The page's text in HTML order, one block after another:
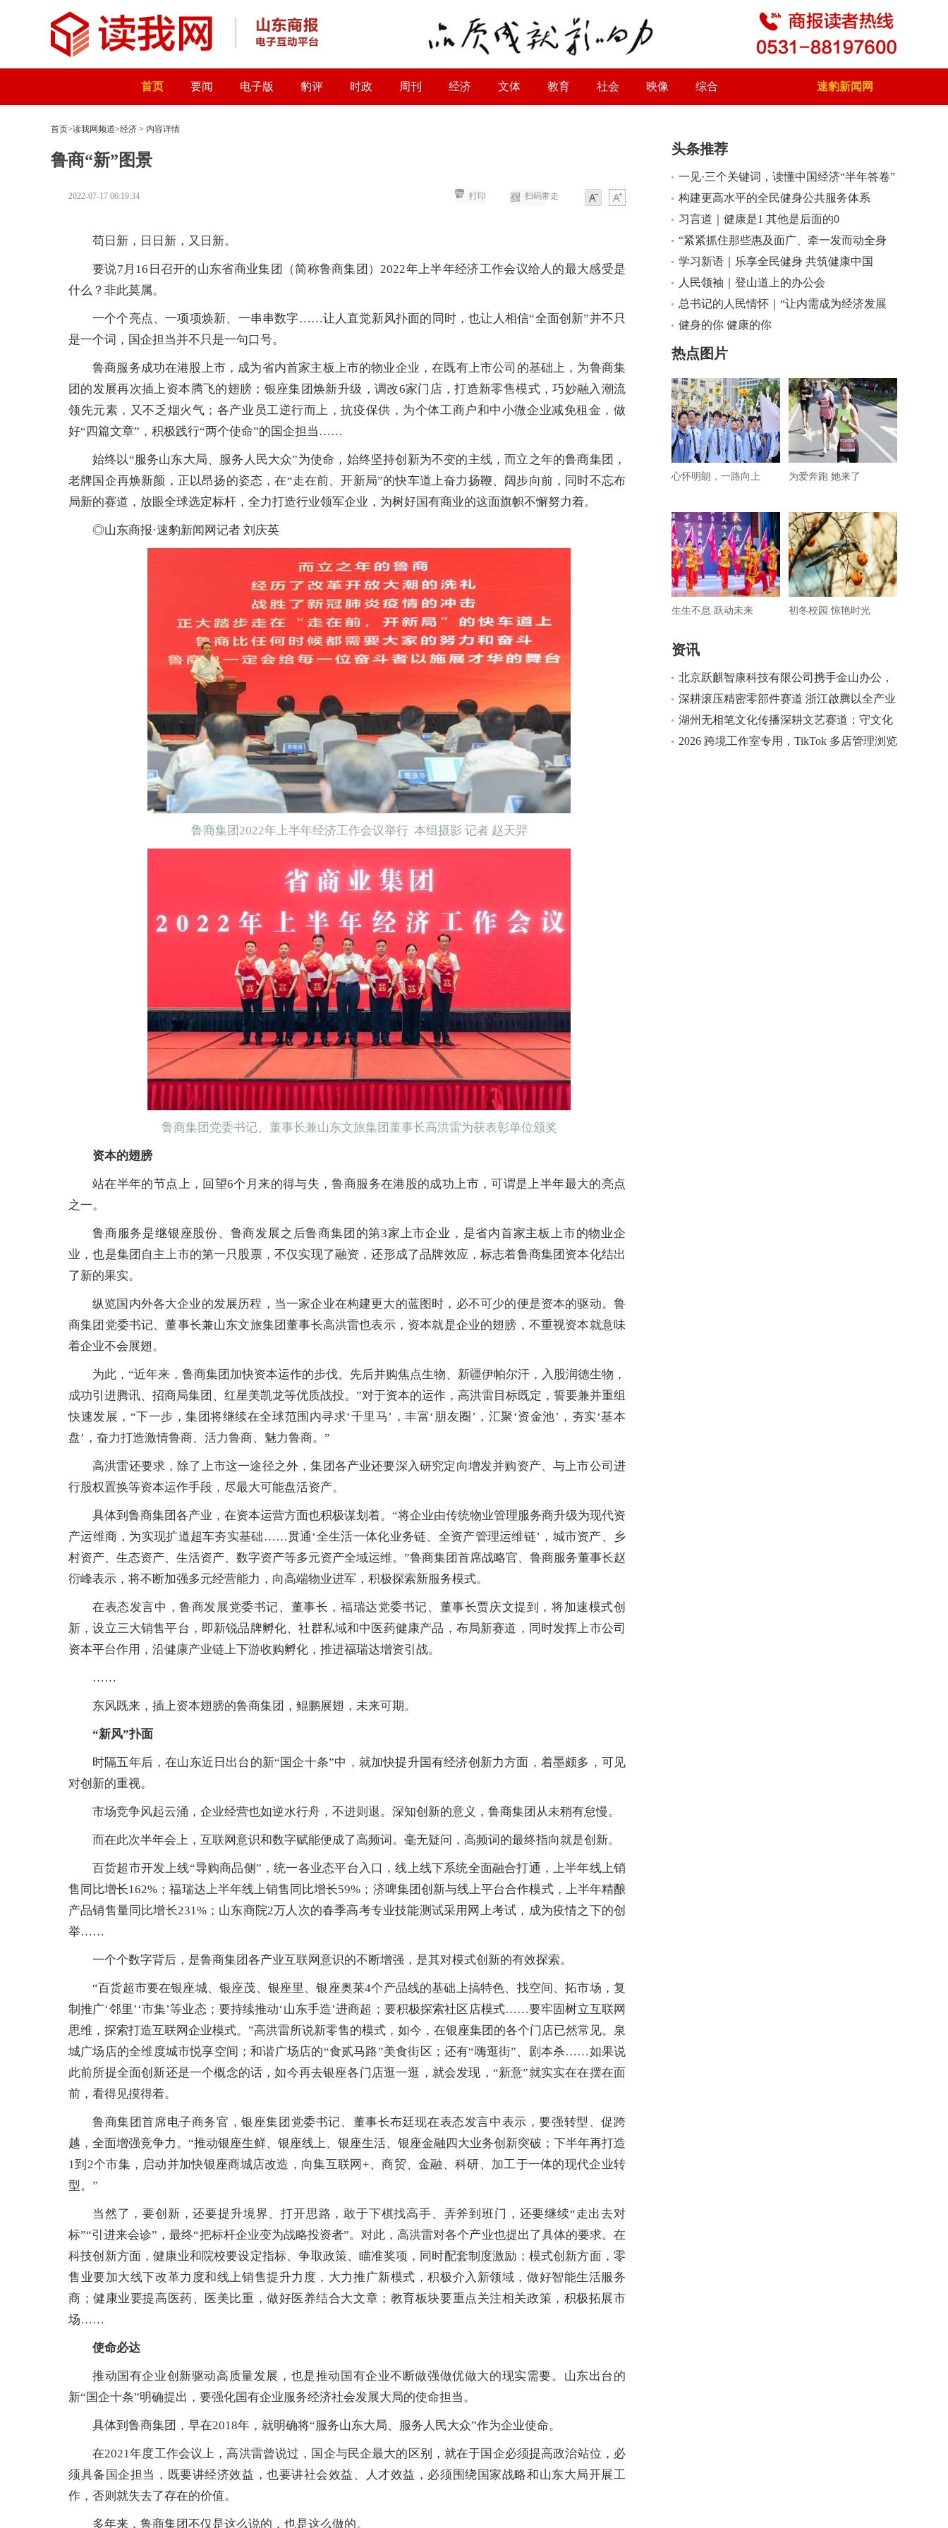
首页 要闻 电子版 豹评 时政 周刊 经济 文体 教育 社会 映像 综合 速豹新闻网
首页>读我网频道>经济 > 内容详情
鲁商“新”图景
2022-07-17 06:19:34
大
扫码带走
打印
苟日新，日日新，又日新。
要说7月16日召开的山东省商业集团（简称鲁商集团）2022年上半年经济工作会议给人的最大感受是
什么？非此莫属。
一个个亮点、一项项焕新、一串串数字……让人直觉新风扑面的同时，也让人相信“全面创新”并不只
是一个词，国企担当并不只是一句口号。
鲁商服务成功在港股上市，成为省内首家主板上市的物业企业，在既有上市公司的基础上，为鲁商集
团的发展再次插上资本腾飞的翅膀；银座集团焕新升级，调改6家门店，打造新零售模式，巧妙融入潮流
领先元素，又不乏烟火气；各产业员工逆行而上，抗疫保供，为个体工商户和中小微企业减免租金，做
好“四篇文章”，积极践行“两个使命”的国企担当……
始终以“服务山东大局、服务人民大众”为使命，始终坚持创新为不变的主线，而立之年的鲁商集团，
老牌国企再焕新颜，正以昂扬的姿态，在“走在前、开新局”的快车道上奋力扬鞭、阔步向前，同时不忘布
局新的赛道，放眼全球选定标杆，全力打造行业领军企业，为树好国有商业的这面旗帜不懈努力着。
◎山东商报·速豹新闻网记者 刘庆英
鲁商集团2022年上半年经济工作会议举行 本组摄影 记者 赵天羿
鲁商集团党委书记、董事长兼山东文旅集团董事长高洪雷为获表彰单位颁奖
资本的翅膀
站在半年的节点上，回望6个月来的得与失，鲁商服务在港股的成功上市，可谓是上半年最大的亮点
之一。
鲁商服务是继银座股份、鲁商发展之后鲁商集团的第3家上市企业，是省内首家主板上市的物业企
业，也是集团自主上市的第一只股票，不仅实现了融资，还形成了品牌效应，标志着鲁商集团资本化结出
了新的果实。
纵览国内外各大企业的发展历程，当一家企业在构建更大的蓝图时，必不可少的便是资本的驱动。鲁
商集团党委书记、董事长兼山东文旅集团董事长高洪雷也表示，资本就是企业的翅膀，不重视资本就意味
着企业不会展翅。
为此，“近年来，鲁商集团加快资本运作的步伐。先后并购焦点生物、新疆伊帕尔汗，入股润德生物，
成功引进腾讯、招商局集团、红星美凯龙等优质战投。”对于资本的运作，高洪雷目标既定，誓要兼并重组
快速发展，“下一步，集团将继续在全球范围内寻求‘千里马’，丰富‘朋友圈’，汇聚‘资金池’，夯实‘基本
盘’，奋力打造激情鲁商、活力鲁商、魅力鲁商。”
高洪雷还要求，除了上市这一途径之外，集团各产业还要深入研究定向增发并购资产、与上市公司进
行股权置换等资本运作手段，尽最大可能盘活资产。
具体到鲁商集团各产业，在资本运营方面也积极谋划着。“将企业由传统物业管理服务商升级为现代资
产运维商，为实现扩道超车夯实基础……贯通‘全生活一体化业务链、全资产管理运维链’，城市资产、乡
村资产、生态资产、生活资产、数字资产等多元资产全域运维。”鲁商集团首席战略官、鲁商服务董事长赵
衍峰表示，将不断加强多元经营能力，向高端物业进军，积极探索新服务模式。
在表态发言中，鲁商发展党委书记、董事长，福瑞达党委书记、董事长贾庆文提到，将加速模式创
新，设立三大销售平台，即新锐品牌孵化、社群私域和中医药健康产品，布局新赛道，同时发挥上市公司
资本平台作用，沿健康产业链上下游收购孵化，推进福瑞达增资引战。
……
东风既来，插上资本翅膀的鲁商集团，鲲鹏展翅，未来可期。
“新风”扑面
时隔五年后，在山东近日出台的新“国企十条”中，就加快提升国有经济创新力方面，着墨颇多，可见
对创新的重视。
市场竞争风起云涌，企业经营也如逆水行舟，不进则退。深知创新的意义，鲁商集团从未稍有怠慢。
而在此次半年会上，互联网意识和数字赋能便成了高频词。毫无疑问，高频词的最终指向就是创新。
百货超市开发上线“导购商品侧”，统一各业态平台入口，线上线下系统全面融合打通，上半年线上销
售同比增长162%；福瑞达上半年线上销售同比增长59%；济啤集团创新与线上平台合作模式，上半年精酿
产品销售量同比增长231%；山东商院2万人次的春季高考专业技能测试采用网上考试，成为疫情之下的创
举……
一个个数字背后，是鲁商集团各产业互联网意识的不断增强，是其对模式创新的有效探索。
“百货超市要在银座城、银座茂、银座里、银座奥莱4个产品线的基础上搞特色、找空间、拓市场，复
制推广‘邻里’‘市集’等业态；要持续推动‘山东手造’进商超；要积极探索社区店模式……要牢固树立互联网
思维，探索打造互联网企业模式。”高洪雷所说新零售的模式，如今，在银座集团的各个门店已然常见。泉
城广场店的全维度城市悦享空间；和谐广场店的“食贰马路”美食街区；还有“嗨逛街”、剧本杀……如果说
此前所提全面创新还是一个概念的话，如今再去银座各门店逛一逛，就会发现，“新意”就实实在在摆在面
前，看得见摸得着。
鲁商集团首席电子商务官，银座集团党委书记、董事长布廷现在表态发言中表示，要强转型、促跨
越，全面增强竞争力。“推动银座生鲜、银座线上、银座生活、银座金融四大业务创新突破；下半年再打造
1到2个市集，启动并加快银座商城店改造，向集互联网+、商贸、金融、科研、加工于一体的现代企业转
型。”
当然了，要创新，还要提升境界、打开思路，敢于下棋找高手、弄斧到班门，还要继续“走出去对
标”“引进来会诊”，最终“把标杆企业变为战略投资者”。对此，高洪雷对各个产业也提出了具体的要求。在
科技创新方面，健康业和院校要设定指标、争取政策、瞄准奖项，同时配套制度激励；模式创新方面，零
售业要加大线下改革力度和线上销售提升力度，大力推广新模式，积极介入新领域，做好智能生活服务
商；健康业要提高医药、医美比重，做好医养结合大文章；教育板块要重点关注相关政策，积极拓展市
场……
使命必达
推动国有企业创新驱动高质量发展，也是推动国有企业不断做强做优做大的现实需要。山东出台的
新“国企十条”明确提出，要强化国有企业服务经济社会发展大局的使命担当。
具体到鲁商集团，早在2018年，就明确将“服务山东大局、服务人民大众”作为企业使命。
在2021年度工作会议上，高洪雷曾说过，国企与民企最大的区别，就在于国企必须提高政治站位，必
须具备国企担当，既要讲经济效益，也要讲社会效益、人才效益，必须围绕国家战略和山东大局开展工
作，否则就失去了存在的价值。
多年来，鲁商集团不仅是这么说的，也是这么做的。
头条推荐
一见·三个关键词，读懂中国经济“半年答卷”
构建更高水平的全民健身公共服务体系
习言道｜健康是1 其他是后面的0
“紧紧抓住那些惠及面广、牵一发而动全身
的工作”——突出重点推进健康中国建设观
察
学习新语｜乐享全民健身 共筑健康中国
人民领袖｜登山道上的办公会
总书记的人民情怀｜“让内需成为经济发展
的主动力”
健身的你 健康的你
热点图片
心怀明朗，一路向上 为爱奔跑 她来了
生生不息 跃动未来 初冬校园 惊艳时光
资讯
北京跃麒智康科技有限公司携手金山办公，
助力政企客户实现办公软件国产化替代
深耕滚压精密零部件赛道 浙江啟腾以全产业
链实力打造汽车配套标杆
湖州无相笔文化传播深耕文艺赛道：守文化
根脉 用创新赋能大众美育
2026 跨境工作室专用，TikTok 多店管理浏览